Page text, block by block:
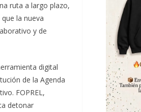
ruta a largo plazo,
la nueva
y de
digital
de la Agenda
FOPREL,
detonar